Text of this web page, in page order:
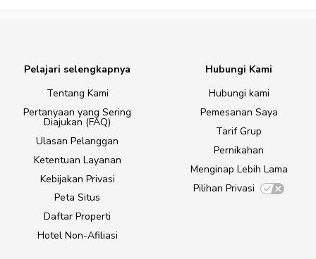
Pelajari selengkapnya
Tentang Kami
Pertanyaan yang Sering
Diajukan (FAQ)
Ulasan Pelanggan
Ketentuan Layanan
Kebijakan Privasi
Peta Situs
Daftar Properti
Hotel Non-Afiliasi
Hubungi Kami
Hubungi kami
Pemesanan Saya
Tarif Grup
Pernikahan
Menginap Lebih Lama
Pilihan Privasi